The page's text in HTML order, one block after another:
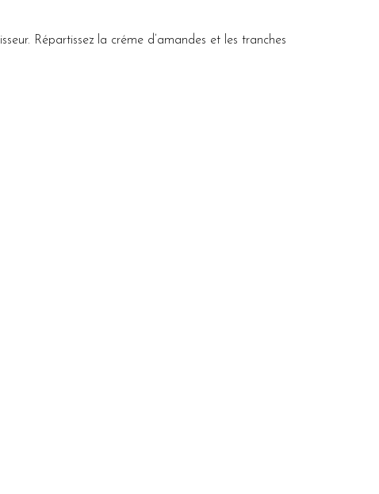
Répartissez la créme d’amandes et les tranches